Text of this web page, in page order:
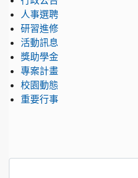
人事選聘
研習進修
活動訊息
獎助學金
專案計畫
校園動態
重要行事